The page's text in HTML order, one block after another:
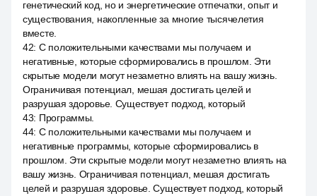
генетический код, но и энергетические отпечатки, опыт и
существования, накопленные за многие тысячелетия
вместе.
42: С положительными качествами мы получаем и
негативные, которые сформировались в прошлом. Эти
скрытые модели могут незаметно влиять на вашу жизнь.
Ограничивая потенциал, мешая достигать целей и
разрушая здоровье. Существует подход, который
43: Программы.
44: С положительными качествами мы получаем и
негативные программы, которые сформировались в
прошлом. Эти скрытые модели могут незаметно влиять на
вашу жизнь. Ограничивая потенциал, мешая достигать
целей и разрушая здоровье. Существует подход, который